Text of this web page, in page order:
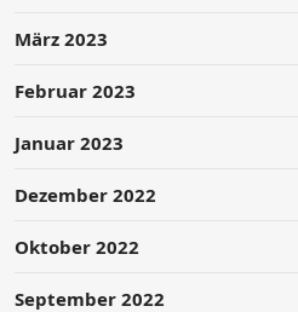
März 2023
Februar 2023
Januar 2023
Dezember 2022
Oktober 2022
September 2022